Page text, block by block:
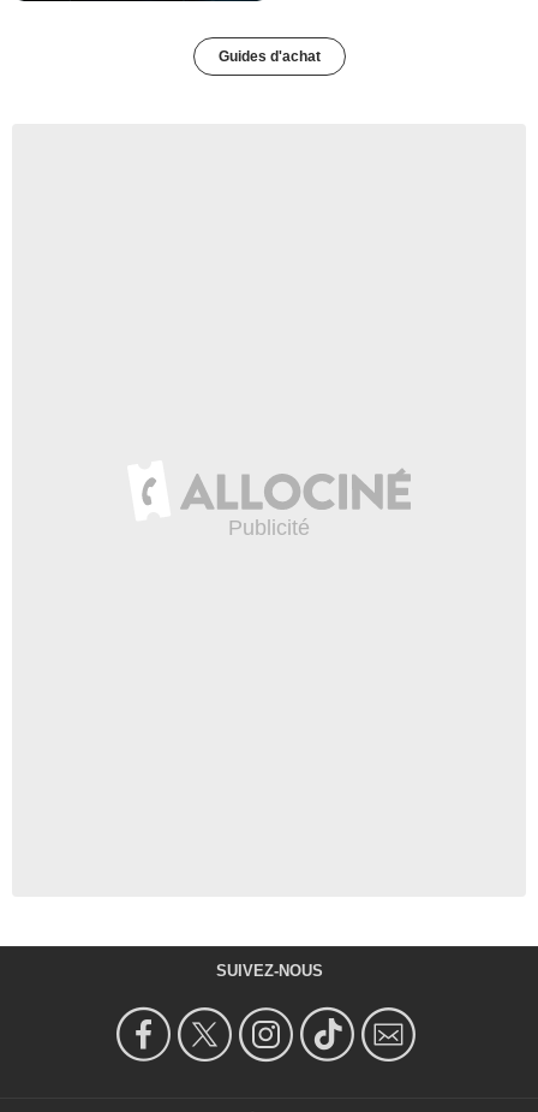
Guides d'achat
SUIVEZ-NOUS